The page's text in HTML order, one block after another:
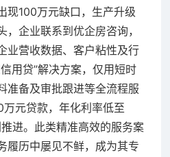
现100万元缺口，生产升级
企业联系到优企房咨询，
业营收数据、客户粘性及行
用贷”解决方案，仅用短时
准备及审批跟进等全流程服
元贷款，年化利率低至
进。此类精准高效的服务案
履历中屡见不鲜，成为其专